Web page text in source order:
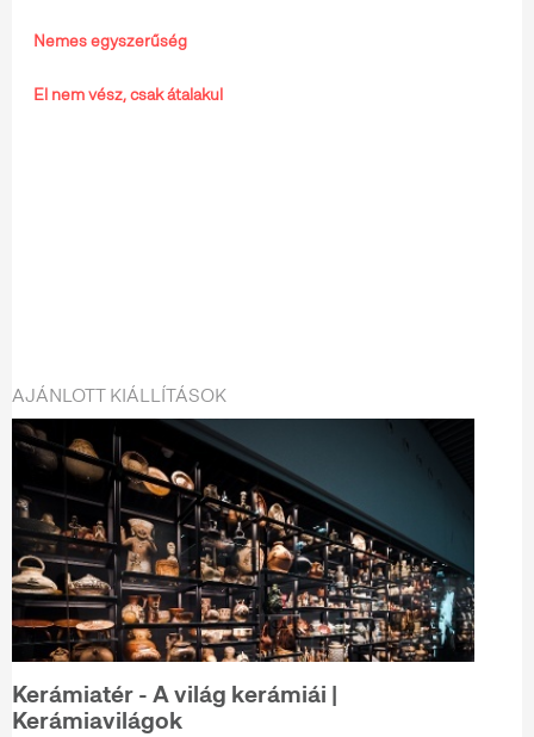
Nemes egyszerűség
El nem vész, csak átalakul
AJÁNLOTT KIÁLLÍTÁSOK
Kerámiatér - A világ kerámiái |
Kerámiavilágok